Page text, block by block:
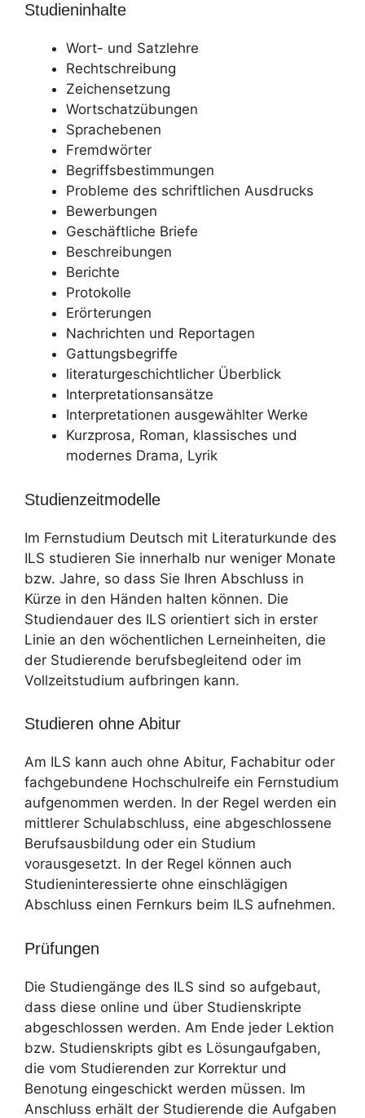
Studieninhalte
Wort- und Satzlehre
Rechtschreibung
Zeichensetzung
Wortschatzübungen
Sprachebenen
Fremdwörter
Begriffsbestimmungen
Probleme des schriftlichen Ausdrucks
Bewerbungen
Geschäftliche Briefe
Beschreibungen
Berichte
Protokolle
Erörterungen
Nachrichten und Reportagen
Gattungsbegriffe
literaturgeschichtlicher Überblick
Interpretationsansätze
Interpretationen ausgewählter Werke
Kurzprosa, Roman, klassisches und
modernes Drama, Lyrik
Studienzeitmodelle
Im Fernstudium Deutsch mit Literaturkunde des
ILS studieren Sie innerhalb nur weniger Monate
bzw. Jahre, so dass Sie Ihren Abschluss in
Kürze in den Händen halten können. Die
Studiendauer des ILS orientiert sich in erster
Linie an den wöchentlichen Lerneinheiten, die
der Studierende berufsbegleitend oder im
Vollzeitstudium aufbringen kann.
Studieren ohne Abitur
Am ILS kann auch ohne Abitur, Fachabitur oder
fachgebundene Hochschulreife ein Fernstudium
aufgenommen werden. In der Regel werden ein
mittlerer Schulabschluss, eine abgeschlossene
Berufsausbildung oder ein Studium
vorausgesetzt. In der Regel können auch
Studieninteressierte ohne einschlägigen
Abschluss einen Fernkurs beim ILS aufnehmen.
Prüfungen
Die Studiengänge des ILS sind so aufgebaut,
dass diese online und über Studienskripte
abgeschlossen werden. Am Ende jeder Lektion
bzw. Studienskripts gibt es Lösungaufgaben,
die vom Studierenden zur Korrektur und
Benotung eingeschickt werden müssen. Im
Anschluss erhält der Studierende die Aufgaben